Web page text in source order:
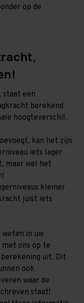
op de
staat een
berekend
hoogteverschil.
kan het zijn
iets lager
maar wel het
kleiner
juist iets
weten in uw
ons op te
berekening uit. Dit
ook
waar de
staat!